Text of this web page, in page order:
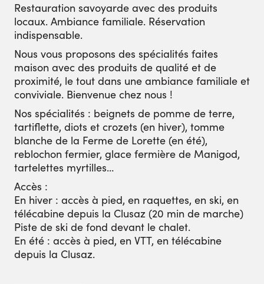
Restauration savoyarde avec des produits
locaux. Ambiance familiale. Réservation
indispensable.
Nous vous proposons des spécialités faites
maison avec des produits de qualité et de
proximité, le tout dans une ambiance familiale et
conviviale. Bienvenue chez nous !
Nos spécialités : beignets de pomme de terre,
tartiflette, diots et crozets (en hiver), tomme
blanche de la Ferme de Lorette (en été),
reblochon fermier, glace fermière de Manigod,
tartelettes myrtilles…
Accès :
En hiver : accès à pied, en raquettes, en ski, en
télécabine depuis la Clusaz (20 min de marche)
Piste de ski de fond devant le chalet.
En été : accès à pied, en VTT, en télécabine
depuis la Clusaz.